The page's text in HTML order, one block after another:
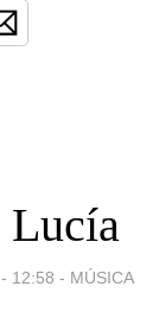
Lucía
12:58 - MÚSICA